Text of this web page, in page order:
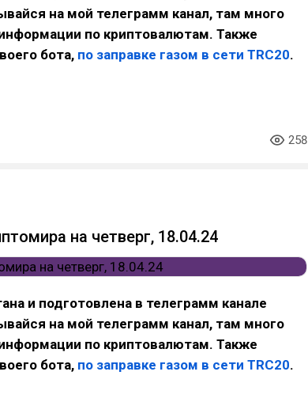
на мой телеграмм канал, там много
по криптовалютам. Также
бота, по заправке газом в сети TRC20.
258
на четверг, 18.04.24
и подготовлена в телеграмм канале
на мой телеграмм канал, там много
по криптовалютам. Также
бота, по заправке газом в сети TRC20.